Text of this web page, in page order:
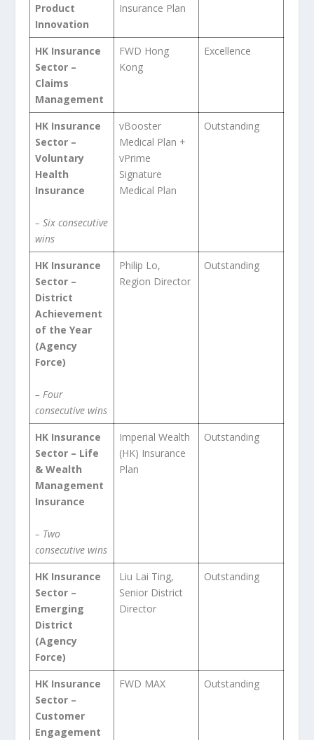
Product
Innovation
Insurance Plan
HK Insurance
Sector –
Claims
Management
FWD Hong
Kong
Excellence
HK Insurance
Sector –
Voluntary
Health
Insurance
– Six consecutive
wins
vBooster
Medical Plan +
vPrime
Signature
Medical Plan
Outstanding
HK Insurance
Sector –
District
Achievement
of the Year
(Agency
Force)
– Four
consecutive wins
Philip Lo,
Region Director
Outstanding
HK Insurance
Sector – Life
& Wealth
Management
Insurance
– Two
consecutive wins
Imperial Wealth
(HK) Insurance
Plan
Outstanding
HK Insurance
Sector –
Emerging
District
(Agency
Force)
Liu Lai Ting,
Senior District
Director
Outstanding
HK Insurance
Sector –
Customer
Engagement
FWD MAX Outstanding